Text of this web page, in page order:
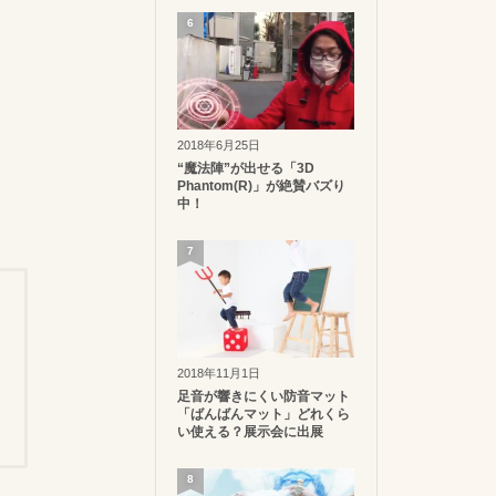
2018年6月25日
“魔法陣”が出せる「3D
Phantom(R)」が絶賛バズり
中！
6
2018年11月1日
足音が響きにくい防音マット
「ばんばんマット」どれくら
い使える？展示会に出展
7
8